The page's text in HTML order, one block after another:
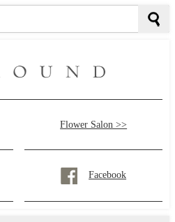
Flower Salon >>
Facebook